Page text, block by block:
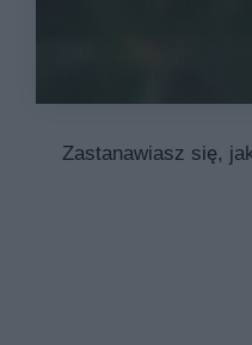
Zastanawiasz się,